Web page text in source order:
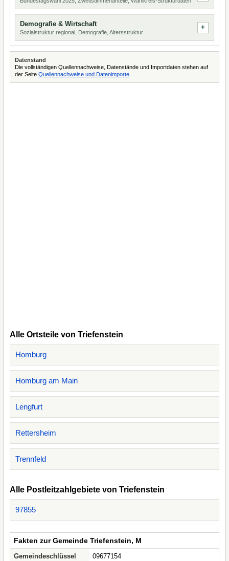
Demografie & Wirtschaft
Sozialstruktur regional, Demografie, Altersstruktur
Datenstand
Die vollständigen Quellennachweise, Datenstände und Importdaten stehen auf
der Seite Quellennachweise und Datenimporte
Alle Ortsteile von Triefenstein
Homburg
Homburg am Main
Lengfurt
Rettersheim
Trennfeld
Alle Postleitzahlgebiete von Triefenstein
97855
Fakten zur Gemeinde Triefenstein, M
Gemeindeschlüssel
09677154